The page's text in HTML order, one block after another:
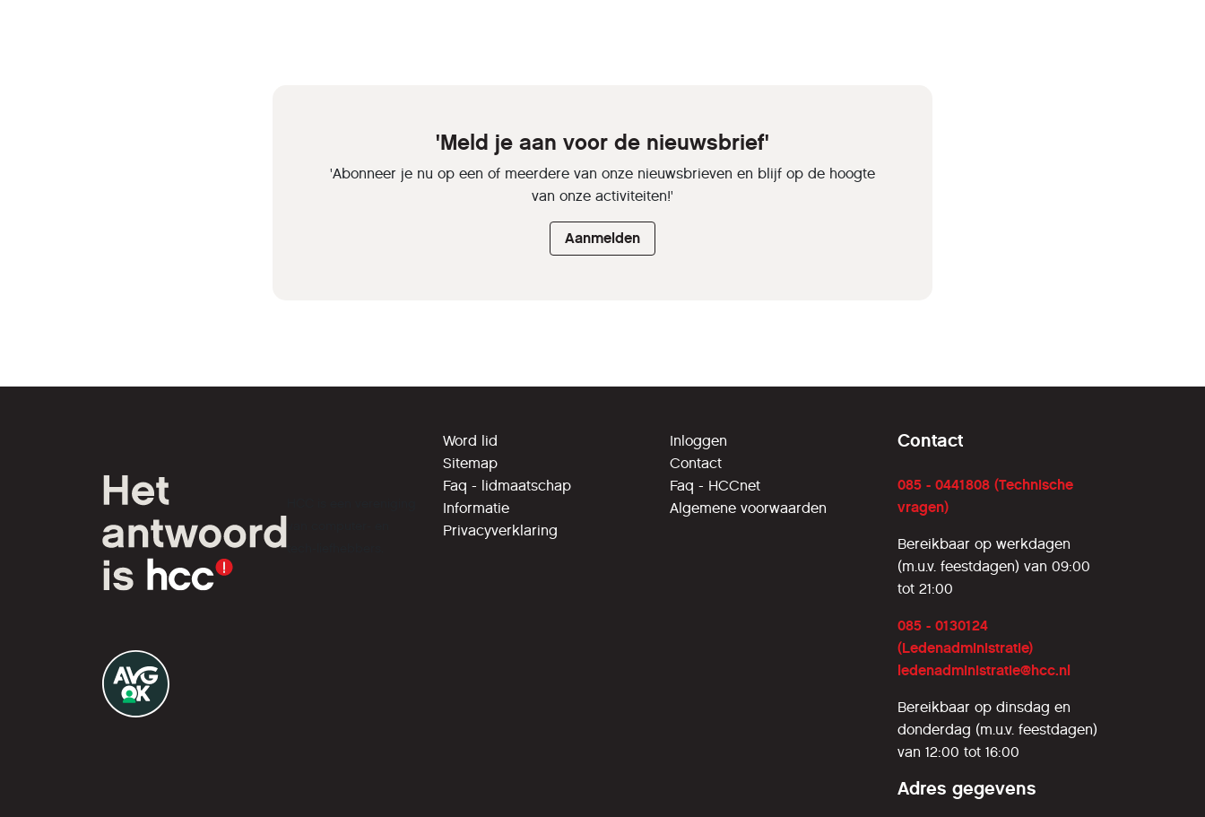
'Meld je aan voor de nieuwsbrief'
'Abonneer je nu op een of meerdere van onze nieuwsbrieven en blijf op de hoogte
van onze activiteiten!'
Aanmelden
tech-liefhebbers.
Word lid
Sitemap
Faq - lidmaatschap
Informatie
Privacyverklaring
Inloggen
Contact
Faq - HCCnet
Algemene voorwaarden
Contact
085 - 0441808 (Technische
vragen)
Bereikbaar op werkdagen
(m.u.v. feestdagen) van 09:00
tot 21:00
085 - 0130124
(Ledenadministratie)
ledenadministratie@hcc.nl
Bereikbaar op dinsdag en
donderdag (m.u.v. feestdagen)
van 12:00 tot 16:00
Adres gegevens